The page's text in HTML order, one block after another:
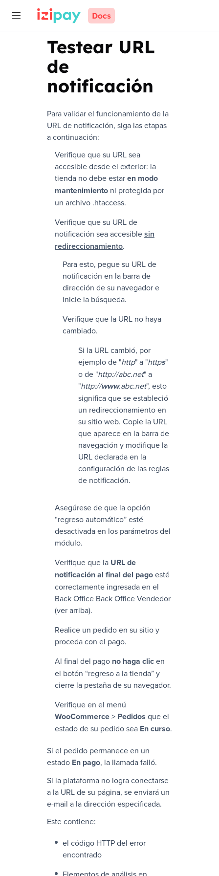
Docs
Testear URL
de
notificación
Para validar el funcionamiento de la
URL de notificación, siga las etapas
a continuación:
Verifique que su URL sea
accesible desde el exterior: la
tienda no debe estaren modo
mantenimiento ni protegida por
un archivo .htaccess.
Verifique que su URL de
notificación sea accesiblesin
redireccionamiento.
Para esto, pegue su URL de
notificación en la barra de
dirección de su navegador e
inicie la búsqueda.
Verifique que la URL no haya
cambiado.
Si la URL cambió, por
ejemplo de "http" a "https"
o de "http://abc.net" a
"http://www.abc.net", esto
significa que se estableció
un redireccionamiento en
su sitio web. Copie la URL
que aparece en la barra de
navegación y modifique la
URL declarada en la
configuración de las reglas
de notificación.
Asegúrese de que la opción
“regreso automático” esté
desactivada en los parámetros del
módulo.
Verifique que la URL de
notificación al final del pagoesté
correctamente ingresada en el
Back Office Back Office Vendedor
(ver arriba).
Realice un pedido en su sitio y
proceda con el pago.
Al final del pago no haga clicen
el botón “regreso a la tienda” y
cierre la pestaña de su navegador.
Verifique en el menú
WooCommerce> Pedidos que el
estado de su pedido sea En curso.
Si el pedido permanece en un
estado En pago, la llamada falló.
Si la plataforma no logra conectarse
a la URL de su página, se enviará un
e-mail a la dirección especificada.
Este contiene:
el código HTTP del error
encontrado